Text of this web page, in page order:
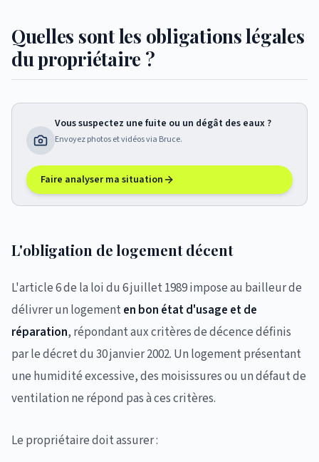
Quelles sont les obligations légales
du propriétaire ?
Vous suspectez une fuite ou un dégât des eaux ?
Envoyez photos et vidéos via Bruce.
Faire analyser ma situation
L'obligation de logement décent
L'article 6 de la loi du 6 juillet 1989 impose au bailleur de
délivrer un logementen bon état d'usage et de
réparation, répondant aux critères de décence définis
par le décret du 30 janvier 2002. Un logement présentant
une humidité excessive, des moisissures ou un défaut de
ventilation ne répond pas à ces critères.
Le propriétaire doit assurer :